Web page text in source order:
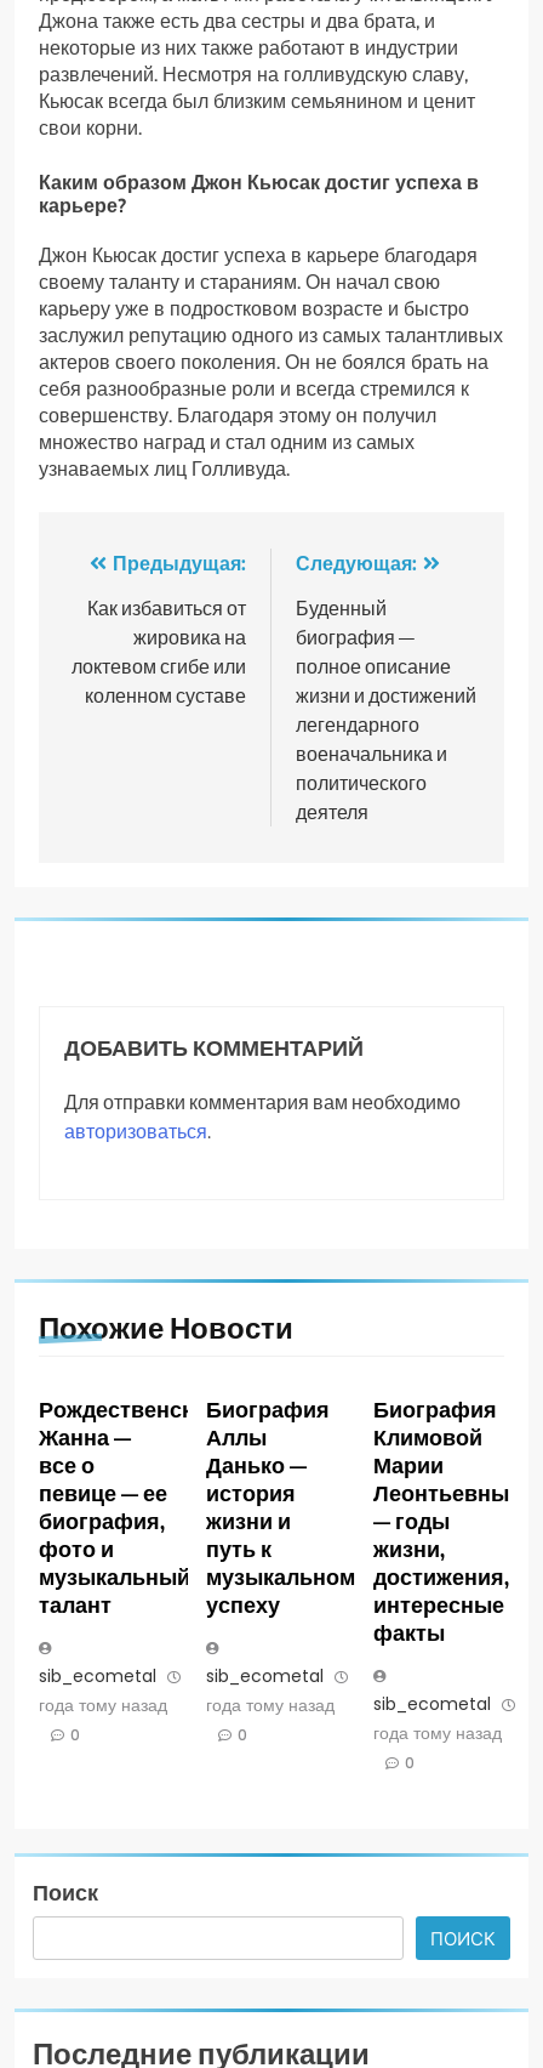
Джона также есть два сестры и два брата, и
некоторые из них также работают в индустрии
развлечений. Несмотря на голливудскую славу,
Кьюсак всегда был близким семьянином и ценит
свои корни.
Каким образом Джон Кьюсак достиг успеха в
карьере?
Джон Кьюсак достиг успеха в карьере благодаря
своему таланту и стараниям. Он начал свою
карьеру уже в подростковом возрасте и быстро
заслужил репутацию одного из самых талантливых
актеров своего поколения. Он не боялся брать на
себя разнообразные роли и всегда стремился к
совершенству. Благодаря этому он получил
множество наград и стал одним из самых
узнаваемых лиц Голливуда.
Навигация
по
записям
Предыдущая:
Как избавиться от
жировика на
локтевом сгибе или
коленном суставе
Следующая:
Буденный
биография —
полное описание
жизни и достижений
легендарного
военачальника и
политического
деятеля
ДОБАВИТЬ КОММЕНТАРИЙ
Для отправки комментария вам необходимо
авторизоваться.
Похожие Новости
Рождественская
Жанна —
все о
певице — ее
биография,
фото и
музыкальный
талант
sib_ecometal
года тому назад
0
Биография
Аллы
Данько —
история
жизни и
путь к
музыкальному
успеху
sib_ecometal
года тому назад
0
Биография
Климовой
Марии
Леонтьевны
— годы
жизни,
достижения,
интересные
факты
sib_ecometal
года тому назад
0
Поиск
ПОИСК
Последние публикации